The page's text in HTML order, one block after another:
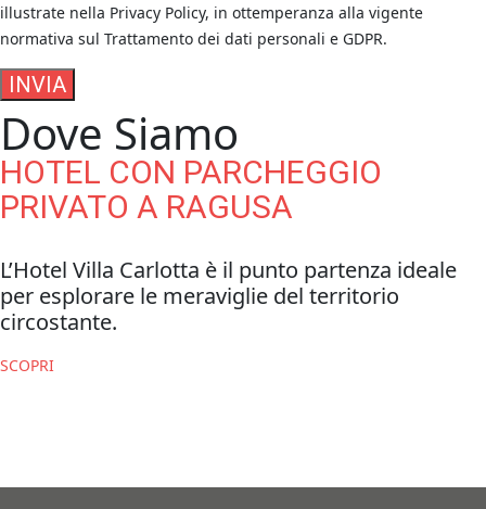
illustrate nella Privacy Policy, in ottemperanza alla vigente
normativa sul Trattamento dei dati personali e GDPR.
INVIA
Dove Siamo
HOTEL CON PARCHEGGIO
PRIVATO A RAGUSA
L’Hotel Villa Carlotta è il punto partenza ideale
per esplorare le meraviglie del territorio
circostante.
SCOPRI